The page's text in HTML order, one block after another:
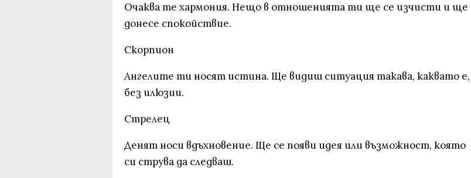
Очаква те хармония. Нещо в отношенията ти ще се изчисти и ще
донесе спокойствие.
Скорпион
Ангелите ти носят истина. Ще видиш ситуация такава, каквато е,
без илюзии.
Стрелец
Денят носи вдъхновение. Ще се появи идея или възможност, която
си струва да следваш.